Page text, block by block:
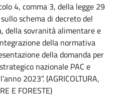
4, comma 3, della legge 29
schema di decreto del
della sovranità alimentare e
della normativa
della domanda per
nazionale PAC e
2023”. (AGRICOLTURA,
E FORESTE)